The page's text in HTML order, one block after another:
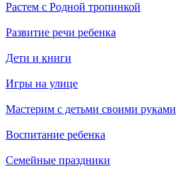
Растем с Родной тропинкой
Развитие речи ребенка
Дети и книги
Игры на улице
Мастерим с детьми своими руками
Воспитание ребенка
Семейные праздники